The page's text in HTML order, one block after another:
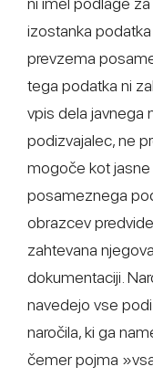
izostanka
prevzema
tega podatka ni
vpis dela javnega
podizvajalec, ne
mogoče kot
posameznega
obrazcev
zahtevana
dokumentaciji.
navedejo vse
naročila, ki ga
čemer pojma